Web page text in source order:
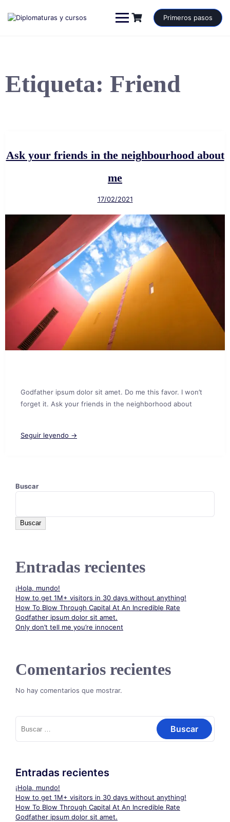
contenido
Primeros pasos
Etiqueta: Friend
Ask your friends in the neighbourhood about
me
17/02/2021
Godfather ipsum dolor sit amet. Do me this favor. I won’t
forget it. Ask your friends in the neighborhood about
Seguir leyendo →
Buscar
Buscar
Entradas recientes
¡Hola, mundo!
How to get 1M+ visitors in 30 days without anything!
How To Blow Through Capital At An Incredible Rate
Godfather ipsum dolor sit amet.
Only don’t tell me you’re innocent
Comentarios recientes
No hay comentarios que mostrar.
Buscar:
Entradas recientes
¡Hola, mundo!
How to get 1M+ visitors in 30 days without anything!
How To Blow Through Capital At An Incredible Rate
Godfather ipsum dolor sit amet.